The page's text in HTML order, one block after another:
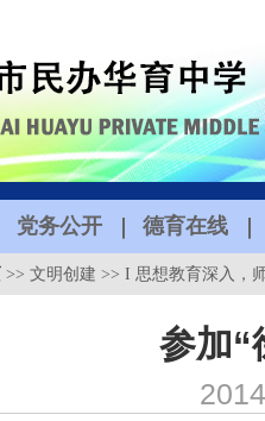
党务公开
德育在线
>>文明创建 >>I 思想教育深入，
参加“